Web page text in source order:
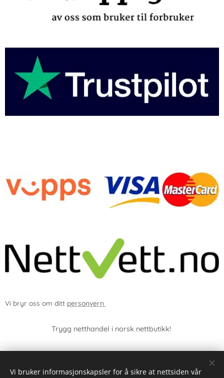
Vi bryr oss om ditt personvern
Trygg netthandel i norsk nettbutikk!
Copyright © 2020 - 2026 DLsupply.no - All rights reserved.
Vi bruker informasjonskapsler for å sikre at nettsiden vår